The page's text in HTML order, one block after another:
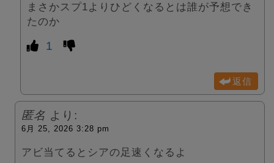
まさかスプ1よりひどくなるとは誰が予想でき
たのか
1
返信
匿名 より:
6月 25, 2026 3:28 pm
アビ当てるとシアの足速くなるよ